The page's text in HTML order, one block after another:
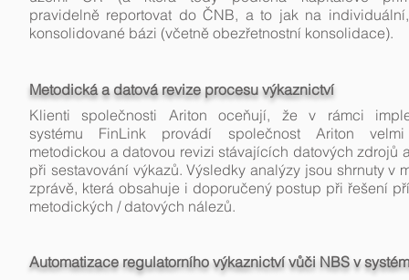
pravidelně reportovat do ČNB, a to jak na
konsolidované bázi (včetně obezřetnostní konsolidace).
Metodická a datová revize procesu výkaznictví
Klienti společnosti Ariton oceňují, že v rámci
systému FinLink provádí společnost Ariton
metodickou a datovou revizi stávajících datových zdrojů
při sestavování výkazů. Výsledky analýzy jsou shrnuty v
zprávě, která obsahuje i doporučený postup při řešení
metodických / datových nálezů.
Automatizace regulatorního výkaznictví vůči NBS v